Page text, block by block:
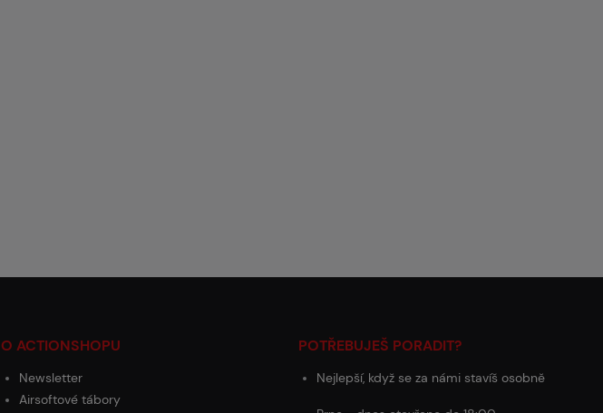
O ACTIONSHOPU
Newsletter
Airsoftové tábory
POTŘEBUJEŠ PORADIT?
Nejlepší, když se za námi stavíš osobně